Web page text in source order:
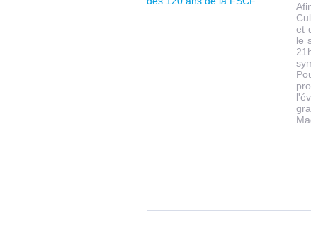
et
le